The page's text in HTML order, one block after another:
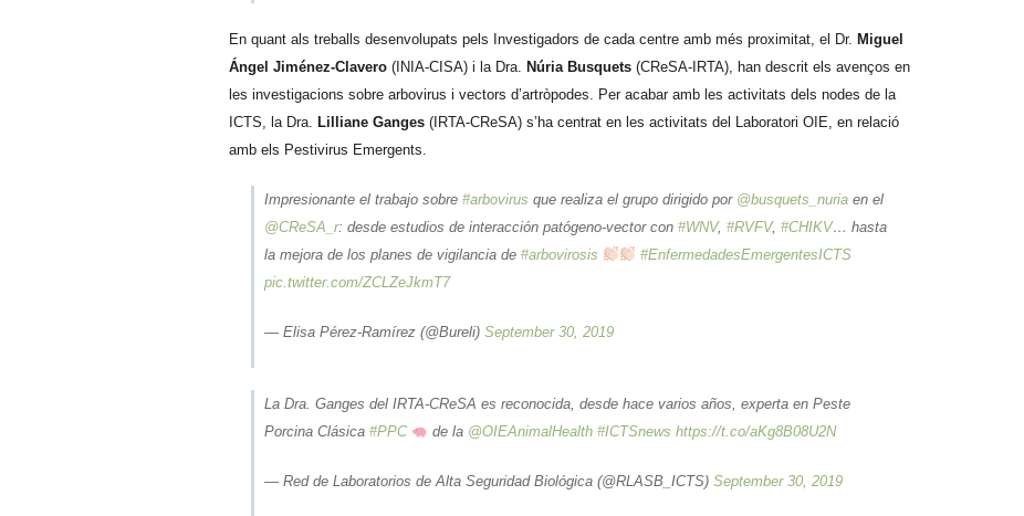
En quant als treballs desenvolupats pels Investigadors de cada centre amb més proximitat, el Dr. Miguel
Ángel Jiménez-Clavero (INIA-CISA) i la Dra. Núria Busquets (CReSA-IRTA), han descrit els avenços en
les investigacions sobre arbovirus i vectors d’artròpodes. Per acabar amb les activitats dels nodes de la
ICTS, la Dra. Lilliane Ganges (IRTA-CReSA) s’ha centrat en les activitats del Laboratori OIE, en relació
amb els Pestivirus Emergents.
Impresionante el trabajo sobre #arbovirus que realiza el grupo dirigido por @busquets_nuria en el
@CReSA_r: desde estudios de interacción patógeno-vector con #WNV, #RVFV, #CHIKV… hasta
la mejora de los planes de vigilancia de #arbovirosis
#EnfermedadesEmergentesICTS
pic.twitter.com/ZCLZeJkmT7
— Elisa Pérez-Ramírez (@Bureli) September 30, 2019
La Dra. Ganges del IRTA-CReSA es reconocida, desde hace varios años, experta en Peste
Porcina Clásica #PPC de la @OIEAnimalHealth #ICTSnews https://t.co/aKg8B08U2N
— Red de Laboratorios de Alta Seguridad Biológica (@RLASB_ICTS) September 30, 2019